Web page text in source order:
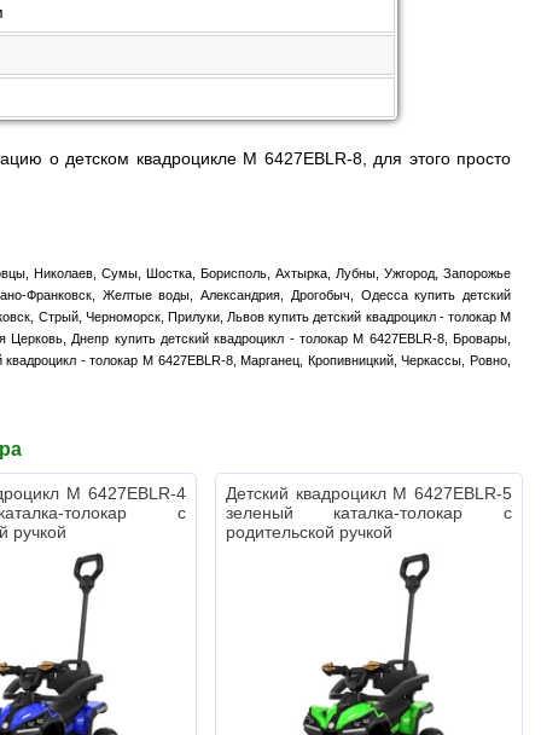
о детском квадроцикле M 6427EBLR-8, для этого просто
Николаев, Сумы, Шостка, Борисполь, Ахтырка, Лубны, Ужгород, Запорожье
Франковск, Желтые воды, Александрия, Дрогобыч, Одесса купить детский
Стрый, Черноморск, Прилуки, Львов купить детский квадроцикл - толокар M
Днепр купить детский квадроцикл - толокар M 6427EBLR-8, Бровары,
- толокар M 6427EBLR-8, Марганец, Кропивницкий, Черкассы, Ровно,
M 6427EBLR-4
толокар с
ручкой
Детский квадроцикл M 6427EBLR-5
зеленый каталка-толокар с
родительской ручкой